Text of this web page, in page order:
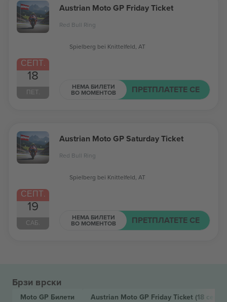
СЕПТ.
18
ПЕТ.
Austrian Moto GP Friday Ticket
Red Bull Ring
Spielberg bei Knittelfeld, AT
НЕМА БИЛЕТИ
ВО МОМЕНТОВ ПРЕТПЛАТЕТЕ СЕ
СЕПТ.
19
САБ.
Austrian Moto GP Saturday Ticket
Red Bull Ring
Spielberg bei Knittelfeld, AT
НЕМА БИЛЕТИ
ВО МОМЕНТОВ ПРЕТПЛАТЕТЕ СЕ
Брзи врски
Moto GP Билети Austrian Moto GP Friday Ticket (18